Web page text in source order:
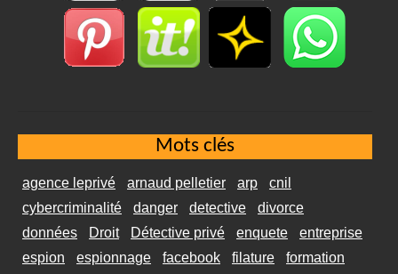
Mots clés
agence leprivé arnaud pelletier arp
cnil
cybercriminalité
danger detective
divorce
données
Droit Détective privé enquete
entreprise
espion
espionnage facebook filature
formation